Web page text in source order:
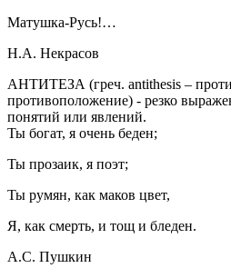
Матушка-Русь!…
Н.А. Некрасов
АНТИТЕЗА (греч. antithesis –
противоположение) - резко
понятий или явлений.
Ты богат, я очень беден;
Ты прозаик, я поэт;
Ты румян, как маков цвет,
Я, как смерть, и тощ и бледен.
А.С. Пушкин